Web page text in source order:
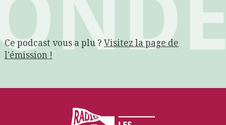
Ce podcast vous a plu ? Visitez la page de
l'émission !